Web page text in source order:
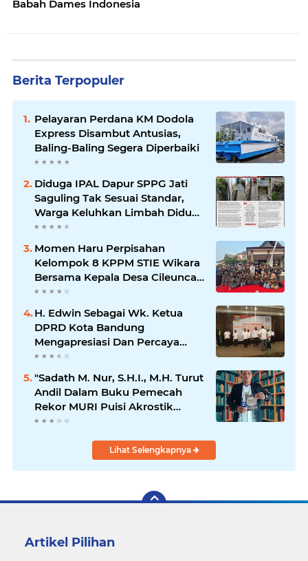
Babah Dames Indonesia
Berita Terpopuler
Pelayaran Perdana KM Dodola
Express Disambut Antusias,
Baling-Baling Segera Diperbaiki
Diduga IPAL Dapur SPPG Jati
Saguling Tak Sesuai Standar,
Warga Keluhkan Limbah Diduga
Mengalir ke Sungai
Momen Haru Perpisahan
Kelompok 8 KPPM STIE Wikara
Bersama Kepala Desa Cileunca
di Kecamatan Bojong
H. Edwin Sebagai Wk. Ketua
DPRD Kota Bandung
Mengapresiasi Dan Percaya
Penuh Kepada Kepemimpinan
Merdi Hajiji Sebagai ketua DPD
Lpm Kota Bandung Periode
2021-2026
"Sadath M. Nur, S.H.I., M.H. Turut
Andil Dalam Buku Pemecah
Rekor MURI Puisi Akrostik
Terbanyak
Lihat Selengkapnya
Artikel Pilihan